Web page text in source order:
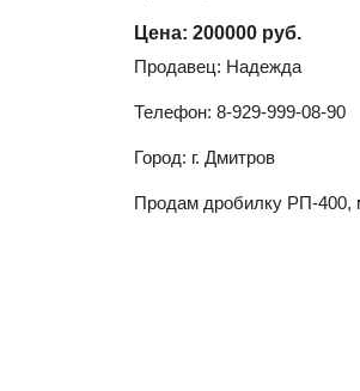
Цена: 200000 руб.
Продавец: Надежда
Телефон: 8-929-999-08-90
Город: г. Дмитров
Продам дробилку РП-400,